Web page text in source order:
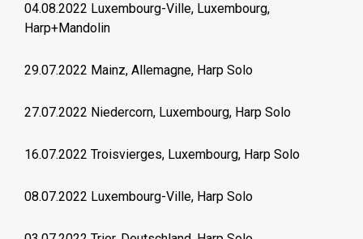
04.08.2022 Luxembourg-Ville, Luxembourg,
Harp+Mandolin
29.07.2022 Mainz, Allemagne, Harp Solo
27.07.2022 Niedercorn, Luxembourg, Harp Solo
16.07.2022 Troisvierges, Luxembourg, Harp Solo
08.07.2022 Luxembourg-Ville, Harp Solo